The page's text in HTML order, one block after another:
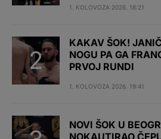
1. KOLOVOZA 2026. 18:21
KAKAV ŠOK!
NOGU PA GA
PRVOJ RUNDI
1. KOLOVOZA 2026. 19:41
NOVI ŠOK U
NOKAUTIRAO